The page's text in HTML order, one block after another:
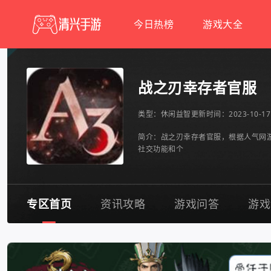
今日热榜 游戏大全
战之刃幸存者官服
类型： 休闲益智更新时间：2023-10-
简介：战之刃幸存者官服，根据人气
社交功能和个
专区首页 资讯攻略 游戏问答 游